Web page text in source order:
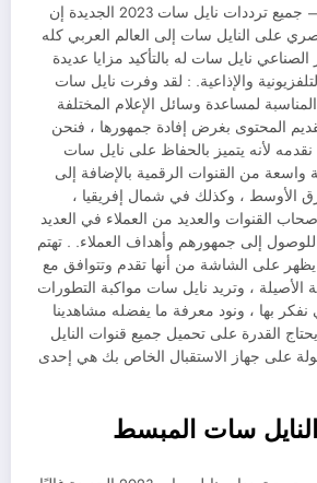
تردد شامل نايل سات – جميع ترددات نايل سات 2023 الجديدة إن
على النايل سات إلى العالم العربي كله
نايل سات له بالتأكيد مزايا عديدة
والإذاعية. : لقد وفرت نايل سات
المناسبة لمساعدة وسائل الإعلام المختلفة
المحتوى بغرض إفادة جمهورها ، فنحن
لأنه يتميز بالحفاظ على نايل سات
من القنوات الرقمية بالإضافة إلى
الأوسط ، وكذلك في شمال إفريقيا ،
القنوات والعديد من العملاء في العديد
إلى جمهورهم وأهداف العملاء. . تهتم
على الشاشة من أنها تقدم وتتوافق مع
الأصيلة ، وتريد نايل سات مواكبة التطورات
نفكر بها ، ونود معرفة ما يفضله مشاهدينا
القدرة على تحميل جميع قنوات النايل
على جهاز الاستقبال الخاص بك هي إحدى
سات المبسط